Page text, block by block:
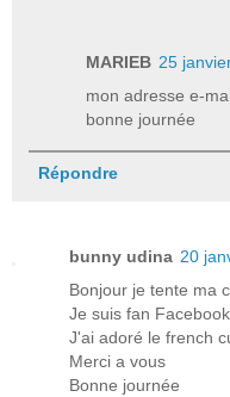
MARIEB 25
mon adresse e-
bonne journée
Répondre
bunny udina 20
Bonjour je tente ma
Je suis fan
J'ai adoré le french
Merci a vous
Bonne journée